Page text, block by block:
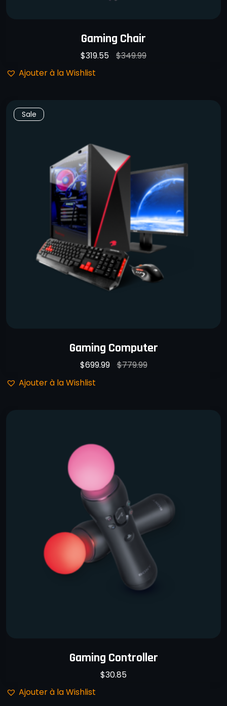
Gaming Chair
$319.55 $349.99
Ajouter à la Wishlist
Sale
Gaming Computer
$699.99 $779.99
Ajouter à la Wishlist
Gaming Controller
$30.85
Ajouter à la Wishlist